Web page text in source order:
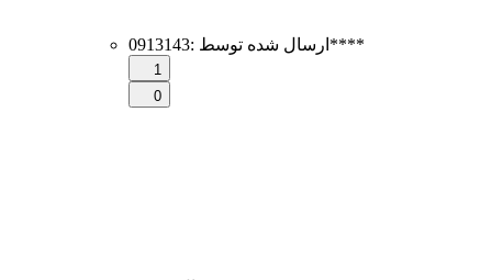
ارسال شده توسط : 0913143****
1
0